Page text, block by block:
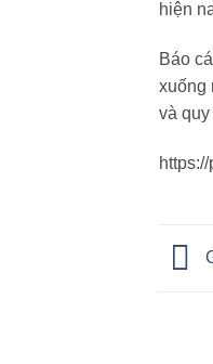
hiện
Báo
xuống
và